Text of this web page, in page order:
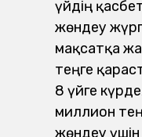
үйдің
жөндеу
мақсатқа
теңге
8 үйге
миллион
жөндеу